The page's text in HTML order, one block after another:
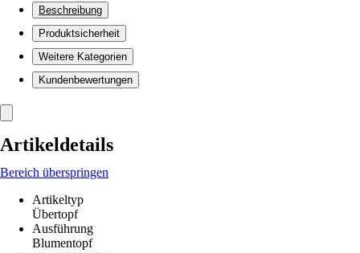
Beschreibung
Produktsicherheit
Weitere Kategorien
Kundenbewertungen
Artikeldetails
Bereich überspringen
Artikeltyp
Übertopf
Ausführung
Blumentopf